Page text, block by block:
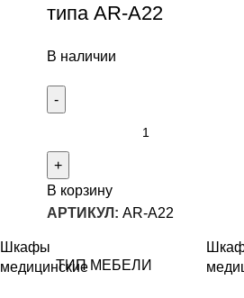
Шкафы
медицинские
типа AR-A22
В наличии
В корзину
АРТИКУЛ: AR-A22
ТИП МЕБЕЛИ